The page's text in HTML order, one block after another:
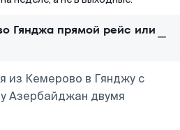
Гянджа прямой рейс или
из Кемерово в Гянджу с
Азербайджан двумя